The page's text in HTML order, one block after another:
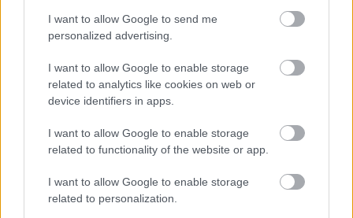
I want to allow Google to send me
personalized advertising.
I want to allow Google to enable storage
related to analytics like cookies on web or
device identifiers in apps.
I want to allow Google to enable storage
related to functionality of the website or app.
I want to allow Google to enable storage
related to personalization.
Διαβάζονται αυτή τη στιγμή
Η γαλάζια «θετική ατζέντα» στο δρόμο για το
2027 - Το παράπονο της Καρυστιανού - Στον
ΣΥΡΙΖΑ μελετούν Ιστορία
«κίτρινα» και «κόκκινα» σπίτια για τις
αποζημιώσεις
Ποια είναι η (κυβερνητική) λίστα με τα μεγάλα
οδικά έργα και τα εκτιμώμενα
χρονοδιαγράμματα